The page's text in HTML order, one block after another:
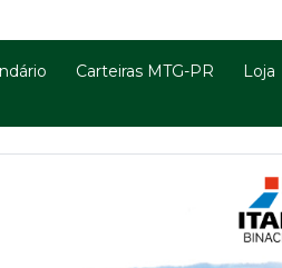
Carteiras MTG-PR Loja